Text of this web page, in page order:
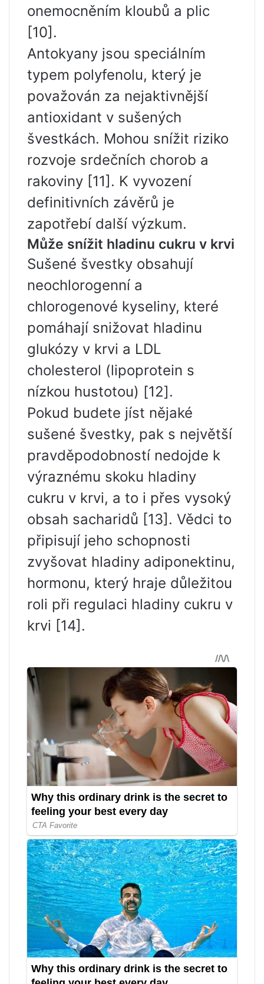
onemocněním kloubů a plic
[10].
Antokyany jsou speciálním
typem polyfenolu, který je
považován za nejaktivnější
antioxidant v sušených
švestkách. Mohou snížit riziko
rozvoje srdečních chorob a
rakoviny [11]. K vyvození
definitivních závěrů je
zapotřebí další výzkum.
Může snížit hladinu cukru v krvi
Sušené švestky obsahují
neochlorogenní a
chlorogenové kyseliny, které
pomáhají snižovat hladinu
glukózy v krvi a LDL
cholesterol (lipoprotein s
nízkou hustotou) [12].
Pokud budete jíst nějaké
sušené švestky, pak s největší
pravděpodobností nedojde k
výraznému skoku hladiny
cukru v krvi, a to i přes vysoký
obsah sacharidů [13]. Vědci to
připisují jeho schopnosti
zvyšovat hladiny adiponektinu,
hormonu, který hraje důležitou
roli při regulaci hladiny cukru v
krvi [14].